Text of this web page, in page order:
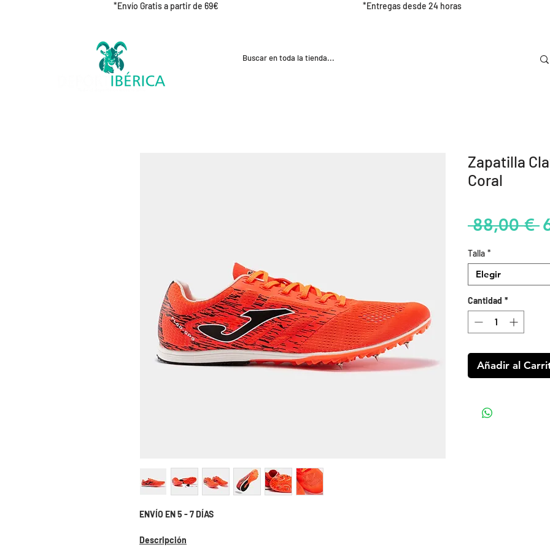
*Envío Gratis a partir de 69€ *Entregas desde 24 horas
ENVÍO EN 5 - 7 DÍAS
Descripción
Zapatilla
Coral
88,00 €
Talla *
Elegir
Cantidad *
Añadir al